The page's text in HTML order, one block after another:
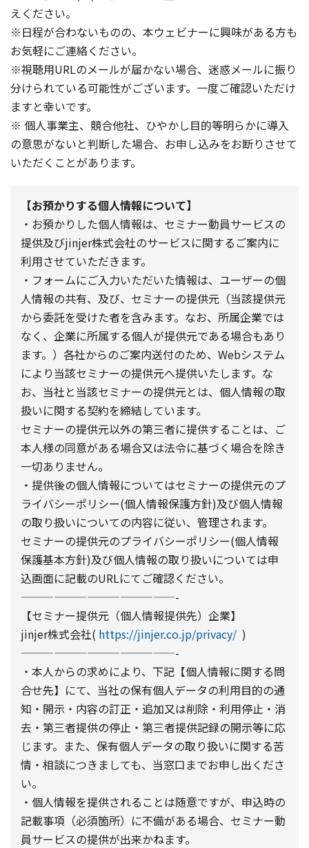
えください。
※日程が合わないものの、本ウェビナーに興味がある方も
お気軽にご連絡ください。
※視聴用URLのメールが届かない場合、迷惑メールに振り
分けられている可能性がございます。一度ご確認いただけ
ますと幸いです。
※ 個人事業主、競合他社、ひやかし目的等明らかに導入
の意思がないと判断した場合、お申し込みをお断りさせて
いただくことがあります。
【お預かりする個人情報について】
・お預かりした個人情報は、セミナー動員サービスの
提供及びjinjer株式会社のサービスに関するご案内に
利用させていただきます。
・フォームにご入力いただいた情報は、ユーザーの個
人情報の共有、及び、セミナーの提供元（当該提供元
から委託を受けた者を含みます。なお、所属企業では
なく、企業に所属する個人が提供元である場合もあり
ます。）各社からのご案内送付のため、Webシステム
により当該セミナーの提供元へ提供いたします。な
お、当社と当該セミナーの提供元とは、個人情報の取
扱いに関する契約を締結しています。
セミナーの提供元以外の第三者に提供することは、ご
本人様の同意がある場合又は法令に基づく場合を除き
一切ありません。
・提供後の個人情報についてはセミナーの提供元のプ
ライバシーポリシー(個人情報保護方針)及び個人情報
の取り扱いについての内容に従い、管理されます。
セミナーの提供元のプライバシーポリシー(個人情報
保護基本方針)及び個人情報の取り扱いについては申
込画面に記載のURLにてご確認ください。
——————————————-
【セミナー提供元（個人情報提供先）企業】
jinjer株式会社( https://jinjer.co.jp/privacy/ )
——————————————-
・本人からの求めにより、下記【個人情報に関する問
合せ先】にて、当社の保有個人データの利用目的の通
知・開示・内容の訂正・追加又は削除・利用停止・消
去・第三者提供の停止・第三者提供記録の開示等に応
じます。また、保有個人データの取り扱いに関する苦
情・相談につきましても、当窓口までお申し出くださ
い。
・個人情報を提供されることは随意ですが、申込時の
記載事項（必須箇所）に不備がある場合、セミナー動
員サービスの提供が出来かねます。